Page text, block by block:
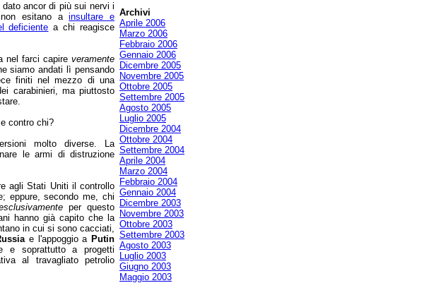
ancor di più sui nervi i
non esitano ainsultare e
deficiente a chi reagisce
nel farci capire veramente
siamo andati lì pensando
finiti nel mezzo di una
carabinieri, ma piuttosto
contro chi?
molto diverse. La
le armi di distruzione
agli Stati Uniti il controllo
eppure, secondo me, chi
per questo
hanno già capito che la
in cui si sono cacciati,
e l'appoggio a Putin
e soprattutto a progetti
al travagliato petrolio
Archivi
Aprile 2006
Marzo 2006
Febbraio 2006
Gennaio 2006
Dicembre 2005
Novembre 2005
Ottobre 2005
Settembre 2005
Agosto 2005
Luglio 2005
Dicembre 2004
Ottobre 2004
Settembre 2004
Aprile 2004
Marzo 2004
Febbraio 2004
Gennaio 2004
Dicembre 2003
Novembre 2003
Ottobre 2003
Settembre 2003
Agosto 2003
Luglio 2003
Giugno 2003
Maggio 2003